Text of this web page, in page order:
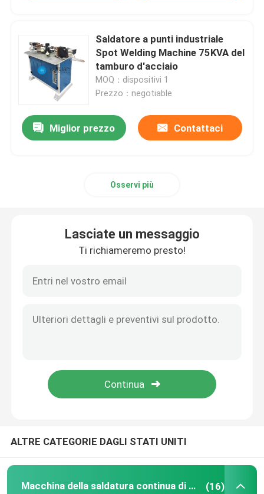
Contatti
Saldatore a punti industriale
Spot Welding Machine 75KVA del
tamburo d'acciaio
MOQ：dispositivi 1
Prezzo：negotiable
Miglior prezzo Contattaci
Osservi più
Lasciate un messaggio
Ti richiameremo presto!
ALTRE CATEGORIE DAGLI STATI UNITI
Macchina della saldatura continua di resistenza (16)